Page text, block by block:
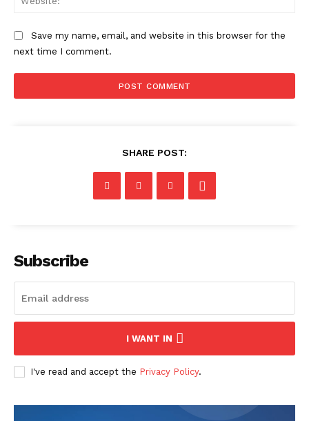
Save my name, email, and website in this browser for the
next time I comment.
SHARE POST:
Subscribe
I WANT IN
I've read and accept the Privacy Policy.